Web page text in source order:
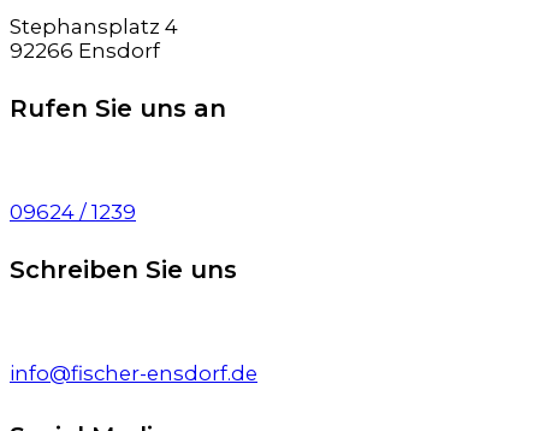
Stephansplatz 4
92266 Ensdorf
Rufen Sie uns an
09624 / 1239
Schreiben Sie uns
info@fischer-ensdorf.de